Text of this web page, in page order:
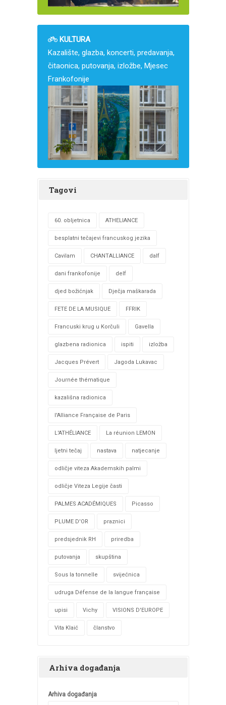
KULTURA
Kazalište, glazba, koncerti, predavanja,
čitaonica, putovanja, izložbe, Mjesec
Frankofonije
Tagovi
60. obljetnica ATHELIANCE
besplatni tečajevi francuskog jezika
Cavilam CHANTALLIANCE dalf
dani frankofonije delf
djed božićnjak Dječja maškarada
FETE DE LA MUSIQUE FFRIK
Francuski krug u Korčuli Gavella
glazbena radionica ispiti izložba
Jacques Prévert Jagoda Lukavac
Journée thématique
kazališna radionica
l'Alliance Française de Paris
L'ATHÉLIANCE La réunion LEMON
ljetni tečaj nastava natjecanje
odličje viteza Akademskih palmi
odličje Viteza Legije časti
PALMES ACADÉMIQUES Picasso
PLUME D'OR praznici
predsjednik RH priredba
putovanja skupština
Sous la tonnelle svijećnica
udruga Défense de la langue française
upisi Vichy VISIONS D'EUROPE
Vita Klaić članstvo
Arhiva događanja
Arhiva događanja